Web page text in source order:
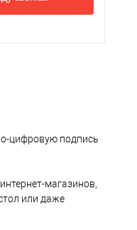
цифровую подпись
магазинов,
или даже